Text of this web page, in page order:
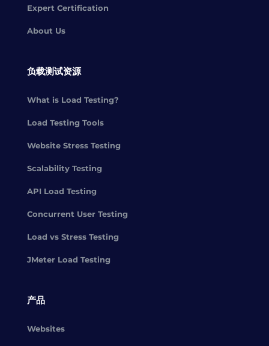
Expert Certification
About Us
负载测试资源
What is Load Testing?
Load Testing Tools
Website Stress Testing
Scalability Testing
API Load Testing
Concurrent User Testing
Load vs Stress Testing
JMeter Load Testing
产品
Websites